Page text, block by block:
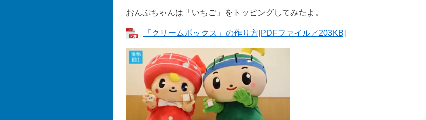
おんぷちゃんは「いちご」をトッピングしてみたよ。
「クリームボックス」の作り方[PDFファイル／203KB]